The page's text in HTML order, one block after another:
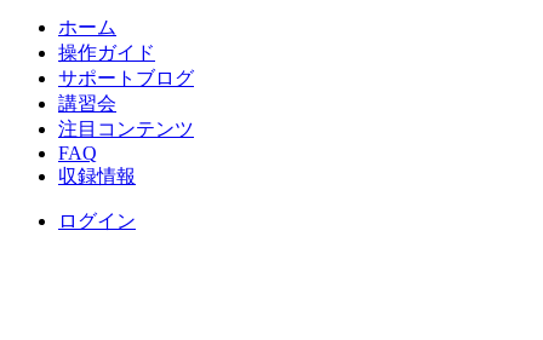
ホーム
操作ガイド
サポートブログ
講習会
注目コンテンツ
FAQ
収録情報
ログイン